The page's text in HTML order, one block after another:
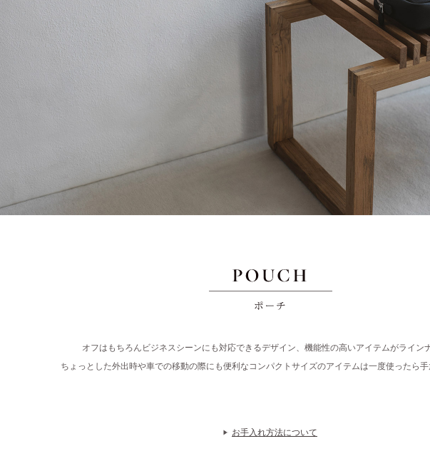
オフはもちろんビジネスシーンにも対応できるデザイン、機能性の高いアイテムがライン
ちょっとした外出時や車での移動の際にも便利なコンパクトサイズのアイテムは一度使ったら手
お手入れ方法について